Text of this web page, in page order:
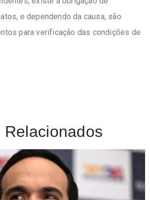
e dependendo da causa, são
para verificação das condições de